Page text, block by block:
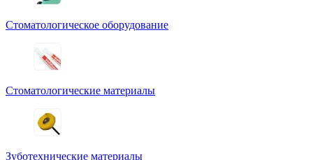
Стоматологическое оборудование
Стоматологические материалы
Зуботехнические материалы